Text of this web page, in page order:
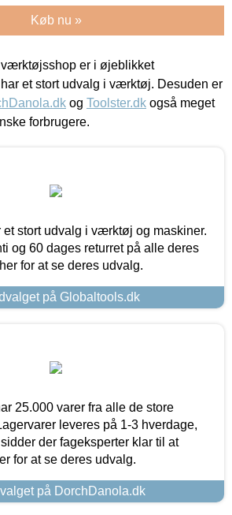
Køb nu »
er i øjeblikket
har et stort udvalg i værktøj. Desuden er
og Toolster.dk også meget
forbrugere.
stort udvalg i værktøj og maskiner.
og 60 dages returret på alle deres
for at se deres udvalg.
på Globaltools.dk
25.000 varer fra alle de store
leveres på 1-3 hverdage,
der fageksperter klar til at
for at se deres udvalg.
på DorchDanola.dk